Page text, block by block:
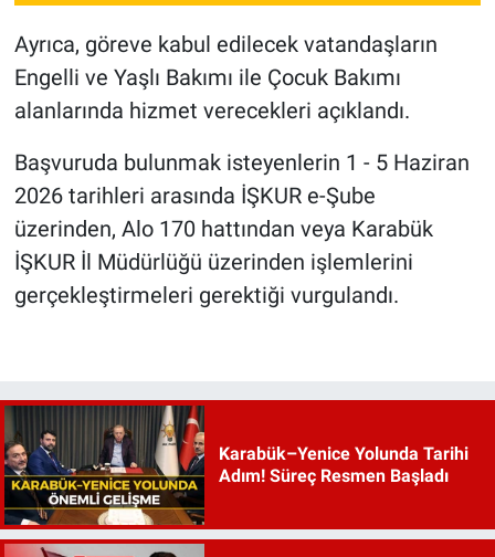
Ayrıca, göreve kabul edilecek vatandaşların
Engelli ve Yaşlı Bakımı ile Çocuk Bakımı
alanlarında hizmet verecekleri açıklandı.
Başvuruda bulunmak isteyenlerin 1 - 5 Haziran
2026 tarihleri arasında İŞKUR e-Şube
üzerinden, Alo 170 hattından veya Karabük
İŞKUR İl Müdürlüğü üzerinden işlemlerini
gerçekleştirmeleri gerektiği vurgulandı.
Karabük–Yenice Yolunda Tarihi
Adım! Süreç Resmen Başladı